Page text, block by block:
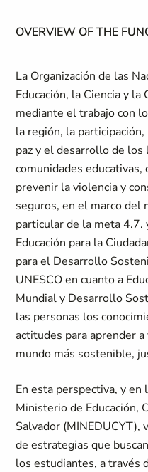
OVERVIEW OF THE
La Organización de las
Educación, la Ciencia y
mediante el trabajo con
la región, la
paz y el desarrollo de los
comunidades
prevenir la violencia y
seguros, en el marco del
particular de la meta
Educación para la
para el Desarrollo
UNESCO en cuanto a
Mundial y Desarrollo
las personas los
actitudes para aprender
mundo más sostenible,
En esta perspectiva, y
Ministerio de Educación,
Salvador (MINEDUCYT),
de estrategias que
los estudiantes, a través